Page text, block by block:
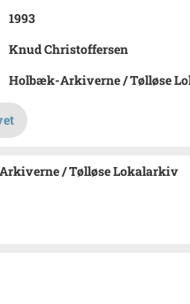
1993
Knud Christoffersen
Holbæk-Arkiverne / Tølløse
/ Tølløse Lokalarkiv